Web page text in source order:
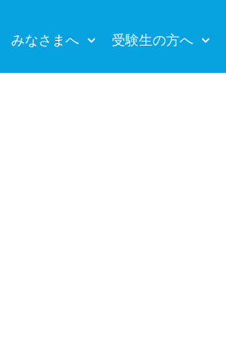
みなさまへ 受験生の方へ